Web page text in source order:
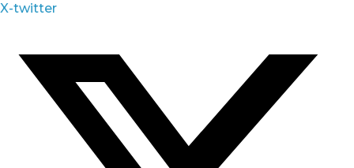
X-twitter